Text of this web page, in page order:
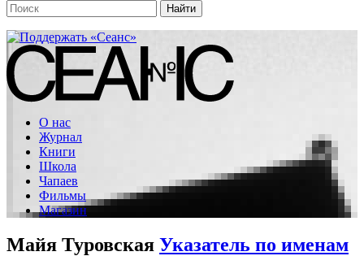
О нас
Журнал
Книги
Школа
Чапаев
Фильмы
Магазин
Майя Туровская Указатель по именам